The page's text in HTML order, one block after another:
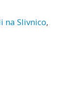
na Slivnico,